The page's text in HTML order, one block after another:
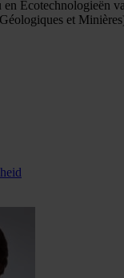
Ecotechnologieën
et